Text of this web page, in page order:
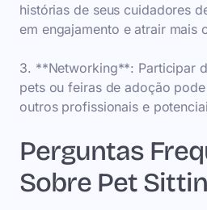
histórias de seus cuidadores
em engajamento e atrair mais
3. **Networking**: Participar
pets ou feiras de adoção
outros profissionais e
Perguntas
Sobre Pet